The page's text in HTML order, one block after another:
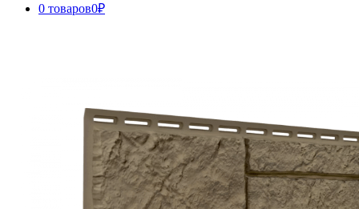
0 товаров0₽